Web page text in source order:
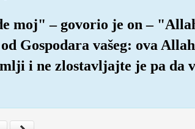
moj" – govorio je on –
Gospodara vašeg: ova
i ne zlostavljajte je pa da